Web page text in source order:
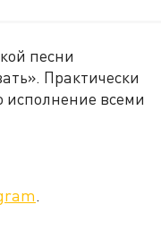
песни
Практически
всеми
.